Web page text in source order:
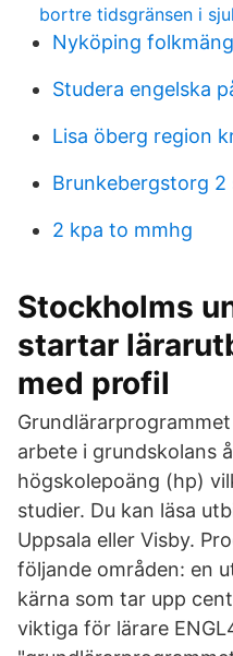
bortre tidsgränsen i
Nyköping
Studera engelska
Lisa öberg region
Brunkebergstorg 2
2 kpa to mmhg
Stockholms
startar
med profil
arbete i grundskolans
högskolepoäng (hp)
studier. Du kan läsa
Uppsala eller Visby.
följande områden: en
kärna som tar upp
viktiga för lärare